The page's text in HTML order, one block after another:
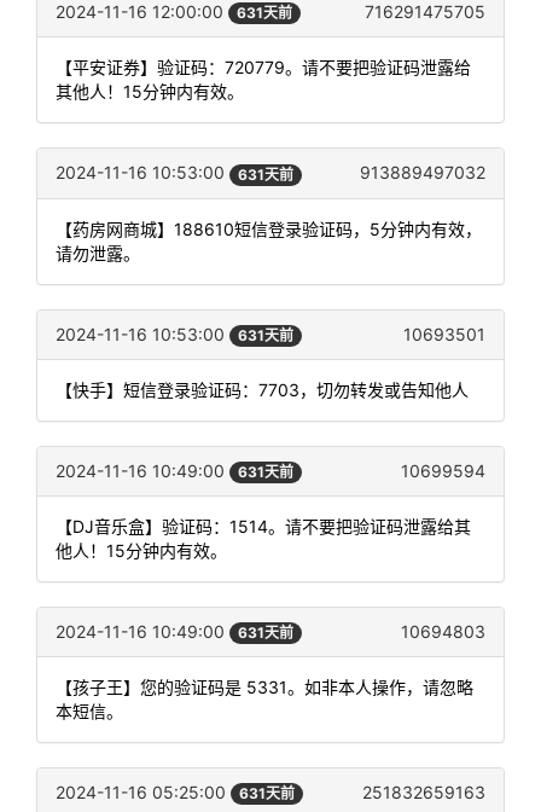
2024-11-16 12:00:00 631天前 716291475705
【平安证券】验证码：720779。请不要把验证码泄露给
其他人！15分钟内有效。
2024-11-16 10:53:00 631天前 913889497032
【药房网商城】188610短信登录验证码，5分钟内有效，
请勿泄露。
2024-11-16 10:53:00 631天前 10693501
【快手】短信登录验证码：7703，切勿转发或告知他人
2024-11-16 10:49:00 631天前 10699594
【DJ音乐盒】验证码：1514。请不要把验证码泄露给其
他人！15分钟内有效。
2024-11-16 10:49:00 631天前 10694803
【孩子王】您的验证码是 5331。如非本人操作，请忽略
本短信。
2024-11-16 05:25:00 631天前 251832659163